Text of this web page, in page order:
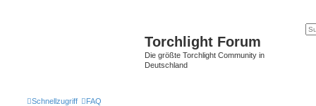
Torchlight Forum
Die größte Torchlight Community in
Deutschland
Schnellzugriff FAQ